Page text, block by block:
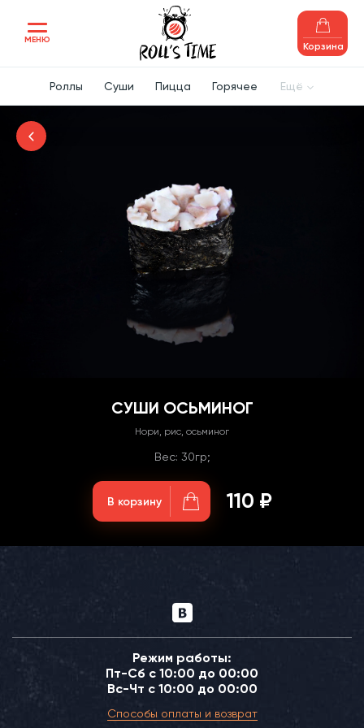
МЕНЮ
Корзина
Роллы Суши Пицца Горячее Ещё
СУШИ ОСЬМИНОГ
Нори, рис, осьминог
Вес: 30гр;
В корзину 110 ₽
Режим работы:
Пт-Сб с 10:00 до 00:00
Вс-Чт с 10:00 до 00:00
Способы оплаты и возврат